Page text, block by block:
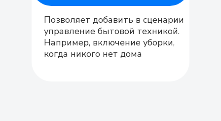
Позволяет добавить в сценарии
управление бытовой техникой.
Например, включение уборки,
когда никого нет дома